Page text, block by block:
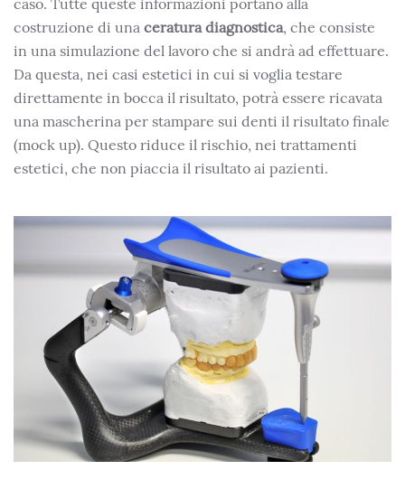
caso. Tutte queste informazioni portano alla
costruzione di una ceratura diagnostica, che consiste
in una simulazione del lavoro che si andrà ad effettuare.
Da questa, nei casi estetici in cui si voglia testare
direttamente in bocca il risultato, potrà essere ricavata
una mascherina per stampare sui denti il risultato finale
(mock up). Questo riduce il rischio, nei trattamenti
estetici, che non piaccia il risultato ai pazienti.